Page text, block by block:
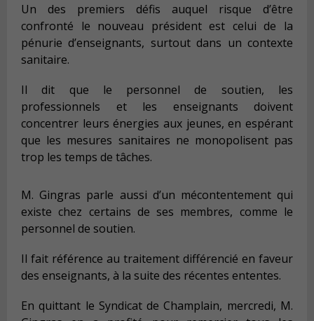
Un des premiers défis auquel risque d’être
confronté le nouveau président est celui de la
pénurie d’enseignants, surtout dans un contexte
sanitaire.
Il dit que le personnel de soutien, les
professionnels et les enseignants doivent
concentrer leurs énergies aux jeunes, en espérant
que les mesures sanitaires ne monopolisent pas
trop les temps de tâches.
M. Gingras parle aussi d’un mécontentement qui
existe chez certains de ses membres, comme le
personnel de soutien.
Il fait référence au traitement différencié en faveur
des enseignants, à la suite des récentes ententes.
En quittant le Syndicat de Champlain, mercredi, M.